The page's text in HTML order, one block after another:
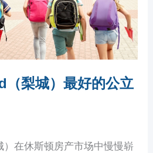
（梨城）最好的公立
）在休斯顿房产市场中慢慢崭